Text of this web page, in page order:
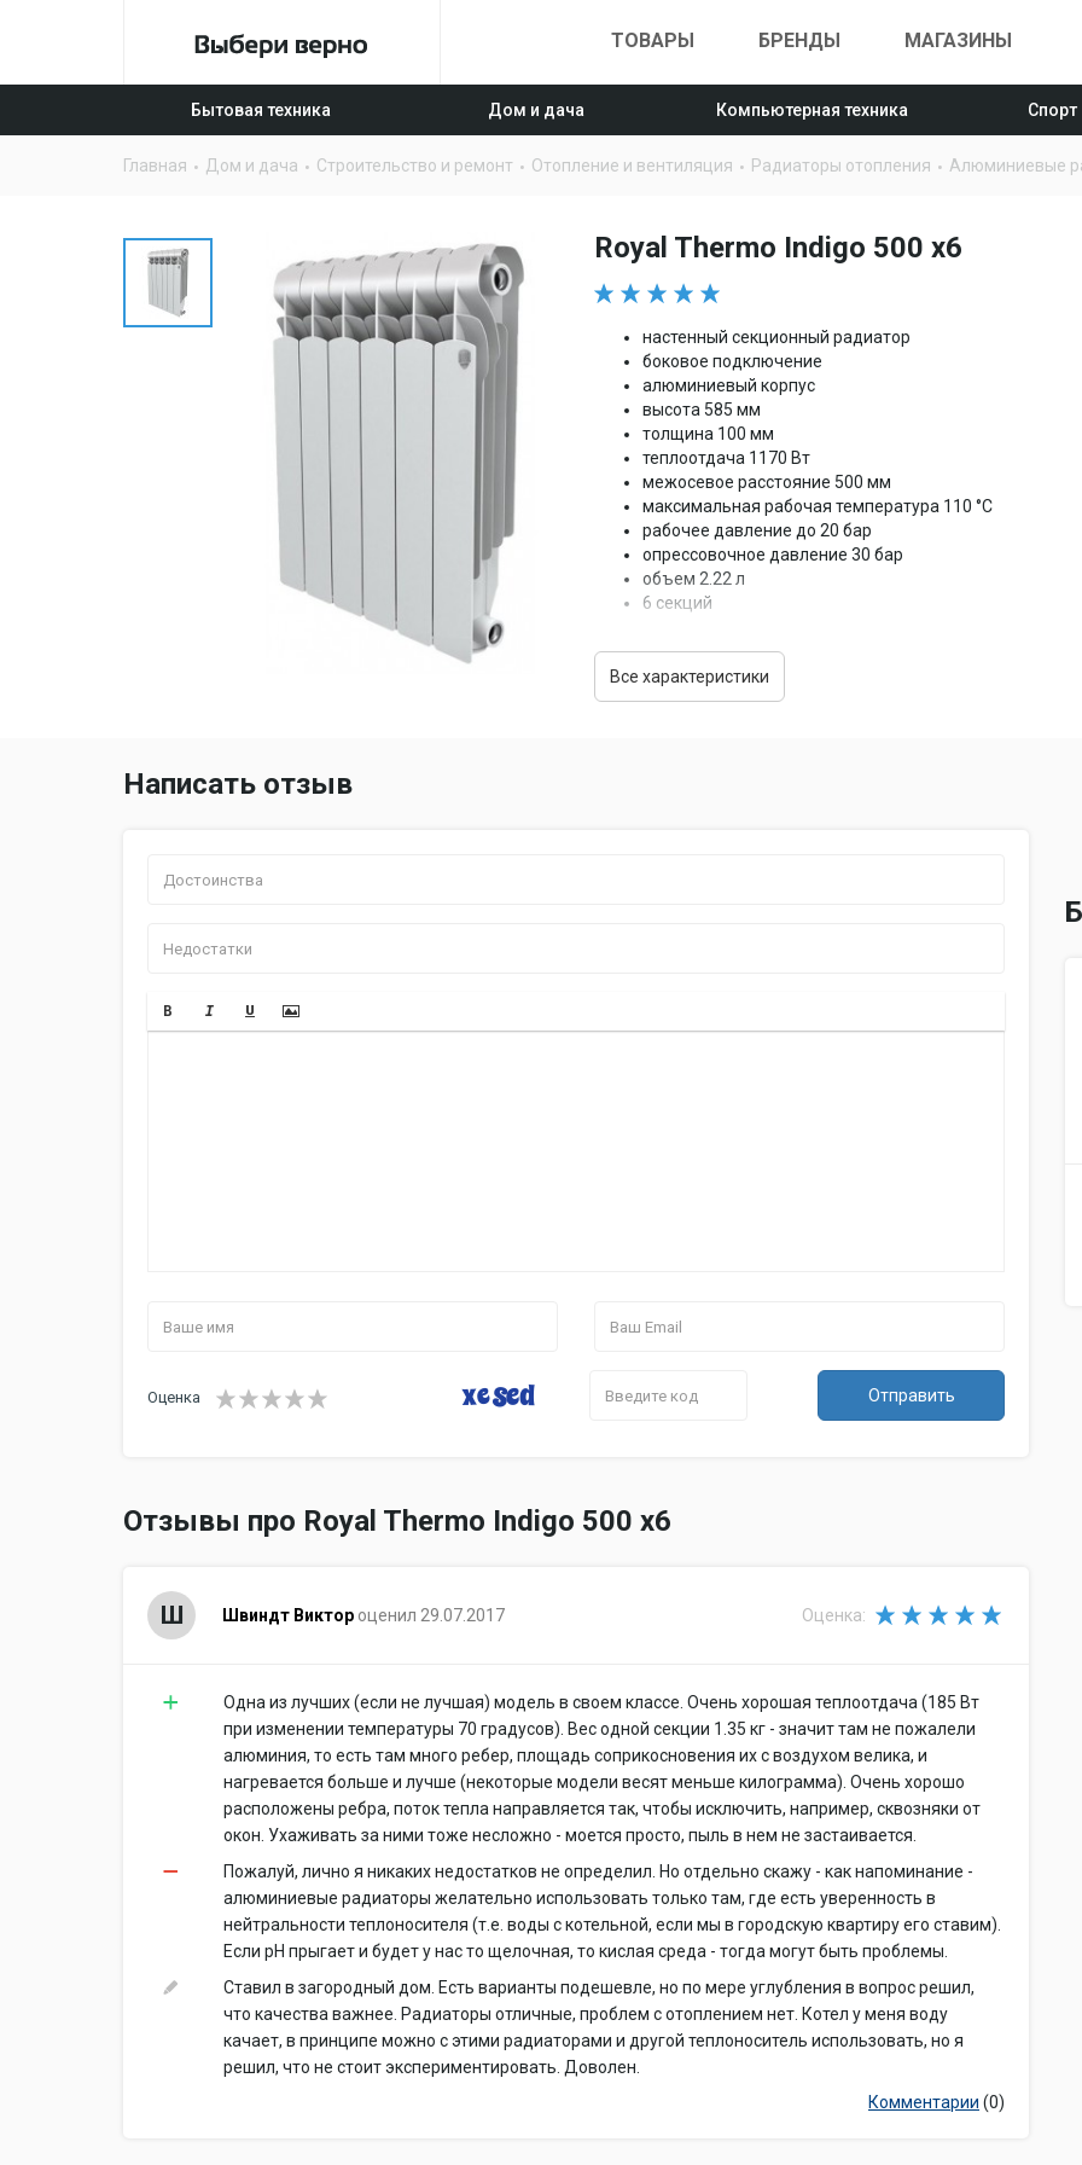
ТОВАРЫ БРЕНДЫ МАГАЗИНЫ
Бытовая техника Дом и дача Компьютерная техника Спорт
Главная Дом и дача Строительство и ремонт Отопление и вентиляция Радиаторы отопления Алюминиевые
Royal Thermo Indigo 500 x6
настенный секционный радиатор
боковое подключение
алюминиевый корпус
высота 585 мм
толщина 100 мм
теплоотдача 1170 Вт
межосевое расстояние 500 мм
максимальная рабочая температура 110 °С
рабочее давление до 20 бар
опрессовочное давление 30 бар
объем 2.22 л
6 секций
Все характеристики
Написать отзыв
Оценка Отправить
Отзывы про Royal Thermo Indigo 500 x6
Ш Швиндт Виктор оценил 29.07.2017 Оценка:
Одна из лучших (если не лучшая) модель в своем классе. Очень хорошая теплоотдача (185 Вт
при изменении температуры 70 градусов). Вес одной секции 1.35 кг - значит там не пожалели
алюминия, то есть там много ребер, площадь соприкосновения их с воздухом велика, и
нагревается больше и лучше (некоторые модели весят меньше килограмма). Очень хорошо
расположены ребра, поток тепла направляется так, чтобы исключить, например, сквозняки от
окон. Ухаживать за ними тоже несложно - моется просто, пыль в нем не застаивается.
Пожалуй, лично я никаких недостатков не определил. Но отдельно скажу - как напоминание -
алюминиевые радиаторы желательно использовать только там, где есть уверенность в
нейтральности теплоносителя (т.е. воды с котельной, если мы в городскую квартиру его ставим).
Если pH прыгает и будет у нас то щелочная, то кислая среда - тогда могут быть проблемы.
Ставил в загородный дом. Есть варианты подешевле, но по мере углубления в вопрос решил,
что качества важнее. Радиаторы отличные, проблем с отоплением нет. Котел у меня воду
качает, в принципе можно с этими радиаторами и другой теплоноситель использовать, но я
решил, что не стоит экспериментировать. Доволен.
Комментарии (0)